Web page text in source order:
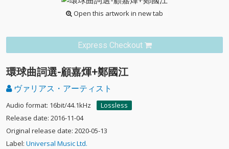
Open this artwork in new tab
Express Checkout
環球曲詞選-顧嘉煇+鄭國江
ヴァリアス・アーティスト
Audio format: 16bit/44.1kHz
Lossless
Release date: 2016-11-04
Original release date: 2020-05-13
Label: Universal Music Ltd.